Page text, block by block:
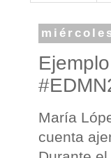
María
cuenta